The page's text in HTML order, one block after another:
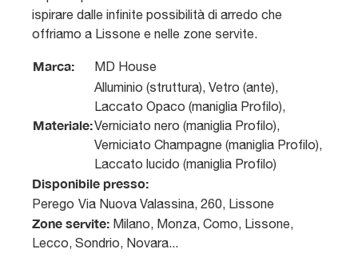
ispirare dalle infinite possibilità di arredo che
offriamo a Lissone e nelle zone servite.
Marca: MD House
Materiale:
Alluminio (struttura), Vetro (ante),
Laccato Opaco (maniglia Profilo),
Verniciato nero (maniglia Profilo),
Verniciato Champagne (maniglia Profilo),
Laccato lucido (maniglia Profilo)
Disponibile presso:
Perego Via Nuova Valassina, 260, Lissone
Zone servite: Milano, Monza, Como, Lissone,
Lecco, Sondrio, Novara...